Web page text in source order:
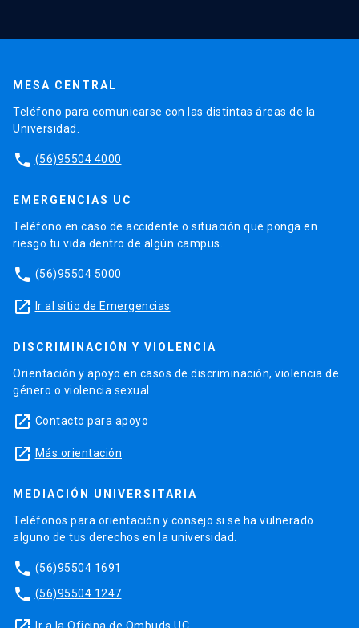
MESA CENTRAL
Teléfono para comunicarse con las distintas áreas de la
Universidad.
phone (56)95504 4000
EMERGENCIAS UC
Teléfono en caso de accidente o situación que ponga en
riesgo tu vida dentro de algún campus.
phone (56)95504 5000
launch Ir al sitio de Emergencias
DISCRIMINACIÓN Y VIOLENCIA
Orientación y apoyo en casos de discriminación, violencia de
género o violencia sexual.
launch Contacto para apoyo
launch Más orientación
MEDIACIÓN UNIVERSITARIA
Teléfonos para orientación y consejo si se ha vulnerado
alguno de tus derechos en la universidad.
phone (56)95504 1691
phone (56)95504 1247